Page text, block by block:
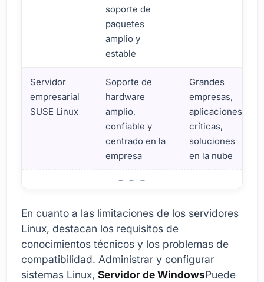
soporte de
paquetes
amplio y
estable
Servidor
empresarial
SUSE Linux
Soporte de
hardware
amplio,
confiable y
centrado en la
empresa
Grandes
empresas,
aplicaciones
críticas,
soluciones
en la nube
En cuanto a las limitaciones de los servidores
Linux, destacan los requisitos de
conocimientos técnicos y los problemas de
compatibilidad. Administrar y configurar
sistemas Linux, Servidor de WindowsPuede